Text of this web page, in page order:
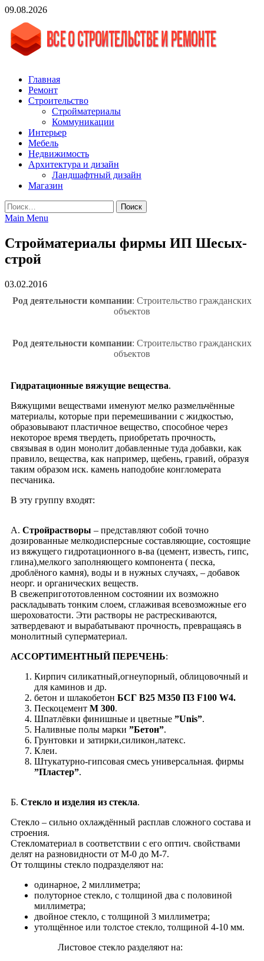
Skip
content
09.08.2026
vgasa.ru
Строительный журнал. Всё о строительстве и ремонтах
Главная
Ремонт
Строительство
Стройматериалы
Коммуникации
Интерьер
Мебель
Недвижимость
Архитектура и дизайн
Ландшафтный дизайн
Магазин
Найти:
Main Menu
Стройматериалы фирмы ИП Шесых-
строй
03.02.2016
Род деятельности компании: Строительство гражданских
объектов
Род деятельности компании: Строительство гражданских
объектов
Гидратационные вяжущие вещества.
Вяжущими веществами именуют мелко размельчённые
материалы, которые при перемешивании с жидкостью,
образовывают пластичное вещество, способное через
некоторое время твердеть, приобретать прочность,
связывая в один монолит добавленные туда добавки, как
правило, вещества, как например, щебень, гравий, образуя
таким образом иск. камень наподобие конгломерата
песчаника.
В эту группу входят:
А. Стройрастворы – представляют собой точно
дозированные мелкодисперсные составляющие, состоящие
из вяжущего гидротационного в-ва (цемент, известь, гипс,
глина),мелкого заполняющего компонента ( песка,
дроблёного камня), воды и в нужных случаях, – добавок
неорг. и органических веществ.
В свежепригототовленном состоянии их возможно
раскладывать тонким слоем, cглаживая всевозможные его
шероховатости. Эти растворы не растрескиваются,
затвердевают и вырабатывают прочность, превращаясь в
монолитный суперматериал.
АССОРТИМЕНТНЫЙ ПЕРЕЧЕНЬ:
Кирпич силикатный,огнеупорный, облицовочный и
для каминов и др.
бетон и шлакобетон БСГ В25 М350 П3 F100 W4.
Пескоцемент М 300.
Шпатлёвки финишные и цветные ”Unis”.
Наливные полы марки ”Бетон”.
Грунтовки и затирки,силикон,латекс.
Клеи.
Штукатурно-гипсовая смесь универсальная. фирмы
”Пластер”.
Б. Стекло и изделия из стекла.
Cтекло – сильно охлаждённый расплав сложного состава и
строения.
Стекломатериал в соответствии с его оптич. свойствами
делят на разновидности от М-0 до М-7.
От толщины стекло подразделяют на:
одинарное, 2 миллиметра;
полуторное стекло, с толщиной два с половиной
миллиметра;
двойное стекло, с толщиной 3 миллиметра;
утолщённое или толстое стекло, толщиной 4-10 мм.
Листовое стекло разделяют на: